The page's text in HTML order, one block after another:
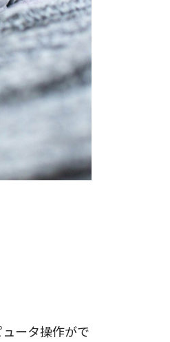
ータ操作がで